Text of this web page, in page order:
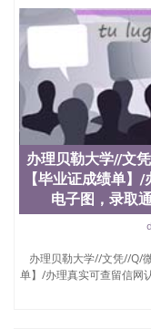
University）圣何
University）圣何
University）圣何
University）圣何
University）圣何
University）圣何
University）圣何
University）圣何
University）圣何
University）圣何
University）圣何
University）圣何
University）圣何
University）圣何
University）圣何
University）圣何
University）圣何
办理贝勒大学//文
【毕业证成绩单
电子图，录取
办理贝勒大学//文凭//Q/
单】/办理真实可查留信网